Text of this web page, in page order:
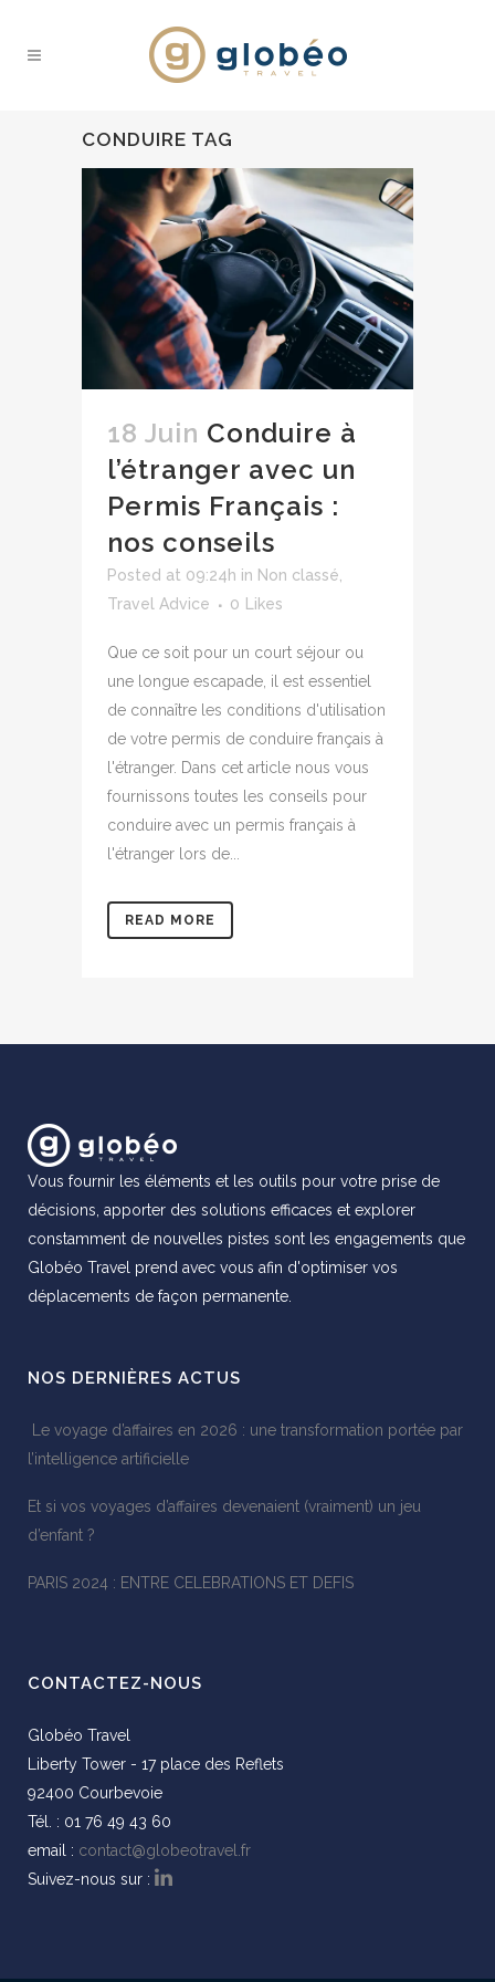
CONDUIRE TAG
18 Juin Conduire à
l’étranger avec un
Permis Français :
nos conseils
Posted at 09:24h in Non classé
Travel Advice
0 Likes
Que ce soit pour un court séjour ou
une longue escapade, il est essentiel
de connaître les conditions d'utilisation
de votre permis de conduire français à
l'étranger. Dans cet article nous vous
fournissons toutes les conseils pour
conduire avec un permis français à
l'étranger lors de...
READ MORE
Vous fournir les éléments et les outils pour votre prise de
décisions, apporter des solutions efficaces et explorer
constamment de nouvelles pistes sont les engagements que
Globéo Travel prend avec vous afin d'optimiser vos
déplacements de façon permanente.
NOS DERNIÈRES ACTUS
Le voyage d’affaires en 2026 : une transformation portée par
l’intelligence artificielle
Et si vos voyages d’affaires devenaient (vraiment) un jeu
d’enfant ?
PARIS 2024 : ENTRE CELEBRATIONS ET DEFIS
CONTACTEZ-NOUS
Globéo Travel
Liberty Tower - 17 place des Reflets
92400 Courbevoie
Tél. : 01 76 49 43 60
email : contact@globeotravel.fr
Suivez-nous sur :